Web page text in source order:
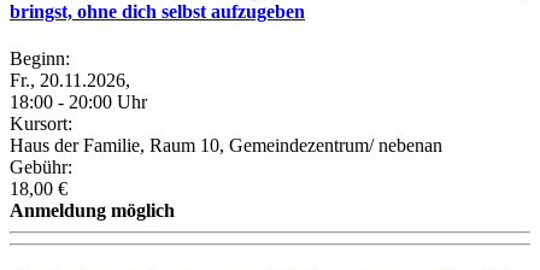
bringst, ohne dich selbst aufzugeben
Beginn:
Fr., 20.11.2026,
18:00 - 20:00 Uhr
Kursort:
Haus der Familie, Raum 10, Gemeindezentrum/ nebenan
Gebühr:
18,00 €
Anmeldung möglich